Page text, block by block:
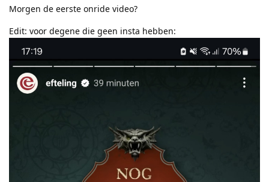
Morgen de eerste onride video?
Edit: voor degene die geen insta hebben: